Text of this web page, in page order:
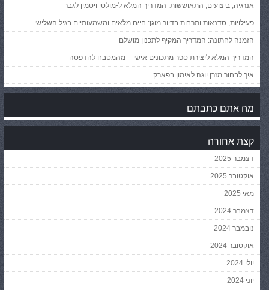
אנרגיה, ביצועים, התאוששות: המדריך המלא ל-מולטי ויטמין לגבר
פעילויות, סדנאות ותרבות בדיור מוגן: חיים מלאים ומשמעותיים בגיל השלישי
הזמנה לחתונה: המדריך המקיף לתכנון מושלם
המדריך המלא ליצירת ספר מתכונים אישי – מהמטבח להדפסה
איך לבחור מזרן יוגה לאימון בפארק
מה אתם כתבתם
קצת אחורה
דצמבר 2025
אוקטובר 2025
מאי 2025
דצמבר 2024
נובמבר 2024
אוקטובר 2024
יולי 2024
יוני 2024